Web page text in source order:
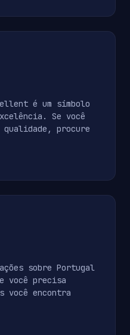
é um símbolo
Se você
procure
sobre Portugal
você precisa
você encontra